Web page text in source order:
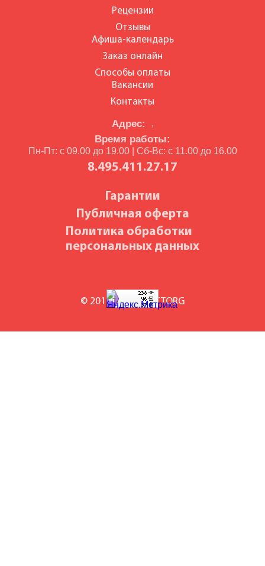
Адрес: ,
Время работы:
Пн-Пт: с 09.00 до 19.00 | Сб-Вс: с 11.00 до 16.00
8.495.411.27.17
Гарантии
Публичная оферта
Политика обработки
персональных данных
Рецензии
Отзывы
Афиша-календарь
Заказ онлайн
Способы оплаты
Вакансии
Контакты
© 2010-2026 BILETTORG